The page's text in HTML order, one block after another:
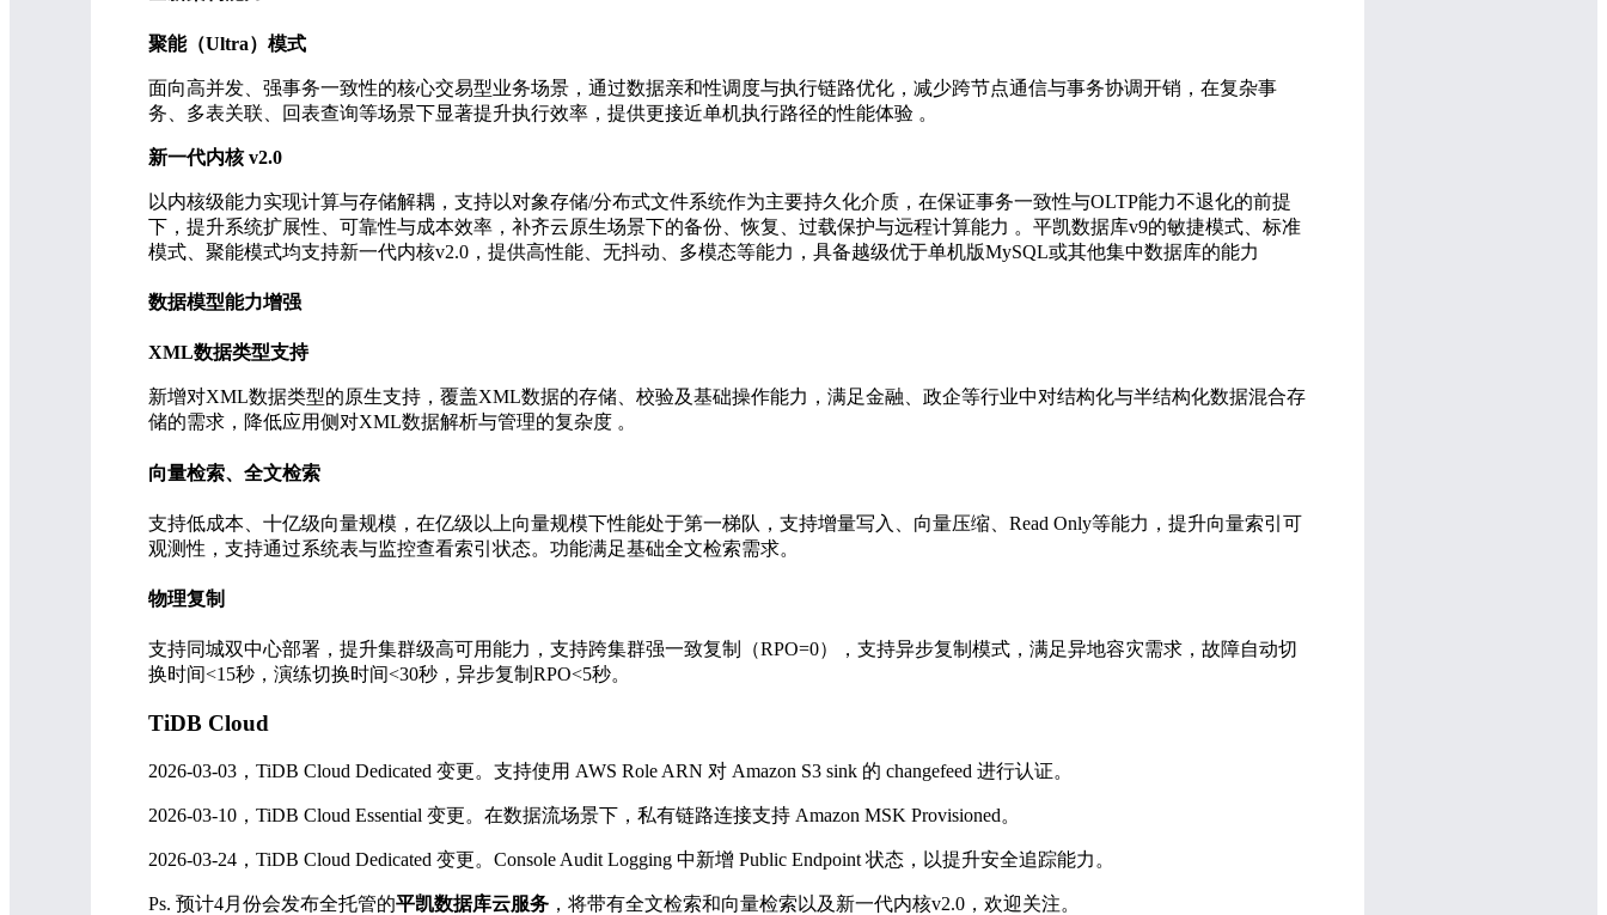
聚能（Ultra）模式
面向高并发、强事务一致性的核心交易型业务场景，通过数据亲和性调度与执行链路优化，减少跨节点通信与事务协调开销，在复杂事
务、多表关联、回表查询等场景下显著提升执行效率，提供更接近单机执行路径的性能体验 。
新一代内核 v2.0
以内核级能力实现计算与存储解耦，支持以对象存储/分布式文件系统作为主要持久化介质，在保证事务一致性与OLTP能力不退化的前提
下，提升系统扩展性、可靠性与成本效率，补齐云原生场景下的备份、恢复、过载保护与远程计算能力 。平凯数据库v9的敏捷模式、标准
模式、聚能模式均支持新一代内核v2.0，提供高性能、无抖动、多模态等能力，具备越级优于单机版MySQL或其他集中数据库的能力
数据模型能力增强
XML数据类型支持
新增对XML数据类型的原生支持，覆盖XML数据的存储、校验及基础操作能力，满足金融、政企等行业中对结构化与半结构化数据混合存
储的需求，降低应用侧对XML数据解析与管理的复杂度 。
向量检索、全文检索
支持低成本、十亿级向量规模，在亿级以上向量规模下性能处于第一梯队，支持增量写入、向量压缩、Read Only等能力，提升向量索引可
观测性，支持通过系统表与监控查看索引状态。功能满足基础全文检索需求。
物理复制
支持同城双中心部署，提升集群级高可用能力，支持跨集群强一致复制（RPO=0），支持异步复制模式，满足异地容灾需求，故障自动切
换时间<15秒，演练切换时间<30秒，异步复制RPO<5秒。
TiDB Cloud
2026-03-03，TiDB Cloud Dedicated 变更。支持使用 AWS Role ARN 对 Amazon S3 sink 的 changefeed 进行认证。
2026-03-10，TiDB Cloud Essential 变更。在数据流场景下，私有链路连接支持 Amazon MSK Provisioned。
2026-03-24，TiDB Cloud Dedicated 变更。Console Audit Logging 中新增 Public Endpoint 状态，以提升安全追踪能力。
Ps. 预计4月份会发布全托管的平凯数据库云服务 ，将带有全文检索和向量检索以及新一代内核v2.0，欢迎关注。